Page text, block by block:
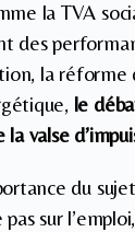
la TVA
des
la réforme
le
valse
du
sur